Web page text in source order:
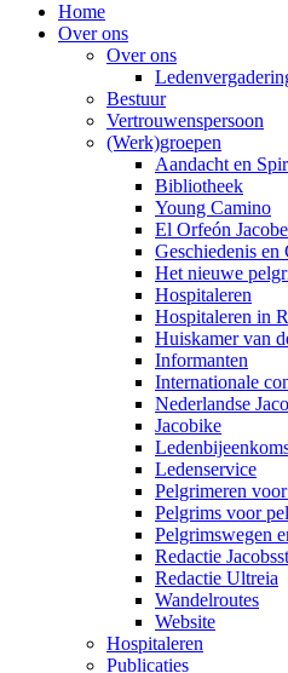
Home
Over ons
Over ons
Bestuur
Vertrouwenspersoon
(Werk)groepen
Aandacht en
Bibliotheek
Young Camino
El Orfeón
Geschiedenis en
Het nieuwe
Hospitaleren
Hospitaleren in
Huiskamer van
Informanten
Internationale
Nederlandse
Jacobike
Ledenservice
Pelgrimeren
Pelgrims voor
Pelgrimswegen
Redactie
Redactie Ultreia
Wandelroutes
Website
Hospitaleren
Publicaties